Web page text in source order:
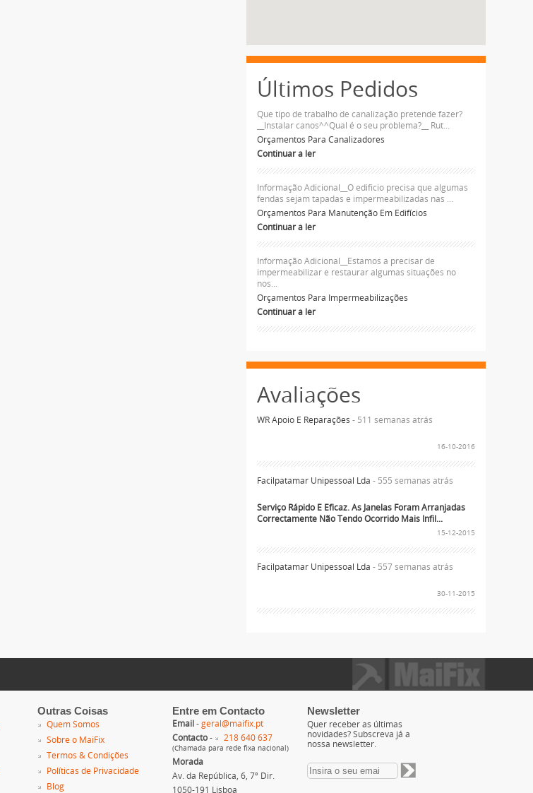
Últimos Pedidos
Que tipo de trabalho de canalização pretende fazer?
__Instalar canos^^Qual é o seu problema?__ Rut...
Orçamentos Para Canalizadores
Continuar a ler
Informação Adicional__O edificio precisa que algumas
fendas sejam tapadas e impermeabilizadas nas ...
Orçamentos Para Manutenção Em Edifícios
Continuar a ler
Informação Adicional__Estamos a precisar de
impermeabilizar e restaurar algumas situações no
nos...
Orçamentos Para Impermeabilizações
Continuar a ler
Avaliações
WR Apoio E Reparações - 511 semanas atrás
16-10-2016
Facilpatamar Unipessoal Lda - 555 semanas atrás
Serviço Rápido E Eficaz. As Janelas Foram Arranjadas
Correctamente Não Tendo Ocorrido Mais Infil...
15-12-2015
Facilpatamar Unipessoal Lda - 557 semanas atrás
30-11-2015
Outras Coisas
Quem Somos
Sobre o MaiFix
Termos & Condições
Políticas de Privacidade
Blog
Entre em Contacto
Email - geral@maifix.pt
Contacto- 218 640 637
(Chamada para rede fixa nacional)
Morada
Av. da República, 6, 7º Dir.
1050-191 Lisboa
Newsletter
Quer receber as últimas
novidades? Subscreva já a
nossa newsletter.